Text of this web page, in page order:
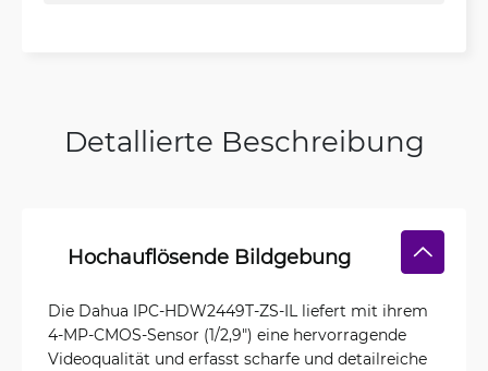
Detallierte Beschreibung
Hochauflösende Bildgebung
Die Dahua IPC-HDW2449T-ZS-IL liefert mit ihrem
4-MP-CMOS-Sensor (1/2,9") eine hervorragende
Videoqualität und erfasst scharfe und detailreiche